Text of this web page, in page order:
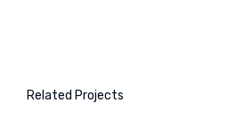
Related Projects